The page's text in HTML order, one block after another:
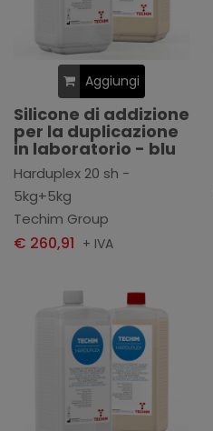
Aggiungi
Silicone di addizione
per la duplicazione
in laboratorio - blu
Harduplex 20 sh -
5kg+5kg
Techim Group
€ 260,91 + IVA